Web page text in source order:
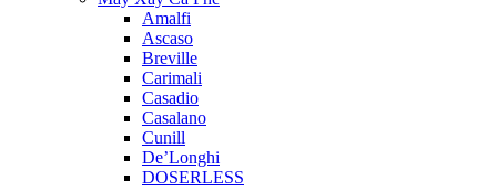
Amalfi
Ascaso
Breville
Carimali
Casadio
Casalano
Cunill
De’Longhi
DOSERLESS